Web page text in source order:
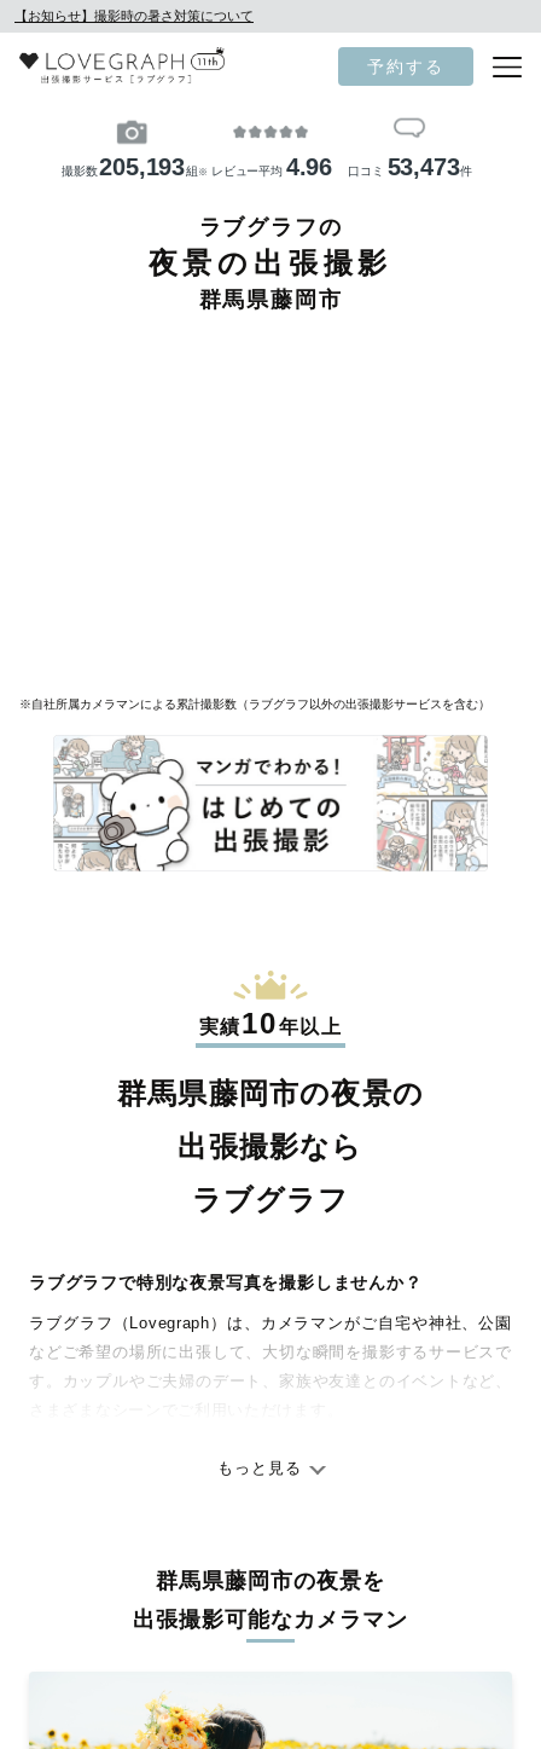
【お知らせ】撮影時の暑さ対策について
予約する
撮影数205,193組 ※ レビュー平均 4.96 口コミ 53,473件
ラブグラフの
夜景の出張撮影
群馬県藤岡市
※自社所属カメラマンによる累計撮影数（ラブグラフ以外の出張撮影サービスを含む）
実績10年以上
群馬県藤岡市の夜景の
出張撮影なら
ラブグラフ
ラブグラフで特別な夜景写真を撮影しませんか？
ラブグラフ（Lovegraph）は、カメラマンがご自宅や神社、公園
などご希望の場所に出張して、大切な瞬間を撮影するサービスで
す。カップルやご夫婦のデート、家族や友達とのイベントなど、
ありのままの空気感を大切に、何十年経っても見返したくなるよ
料金は全国どこでも一律。わかりやすく安心の価格設定です。オ
リジナルの研修と厳正な審査に合格し、撮影技術やホスピタリテ
ィを身につけたプロのカメラマンが全国47都道府県に在籍してい
験をお届けします。
丁寧なレタッチで思い出を美しく仕上げます
もっと見る
群馬県藤岡市の夜景を
出張撮影可能なカメラマン